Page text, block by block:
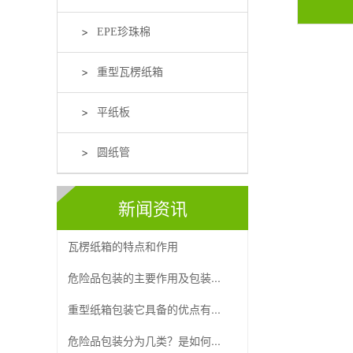
EPE珍珠棉
重型瓦楞纸箱
平纸板
圆纸管
新闻资讯
瓦楞纸箱的特点和作用
危险品包装的主要作用及包装...
重型纸箱包装它具备的优点有...
危险品包装分为几类？是如何...